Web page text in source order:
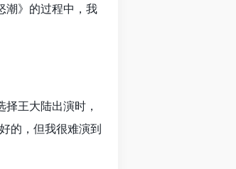
潮》的过程中，我
王大陆出演时，
的，但我很难演到